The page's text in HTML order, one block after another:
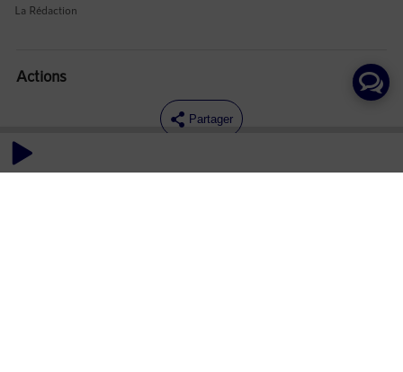
La Rédaction
Actions
Partager
Commentaires